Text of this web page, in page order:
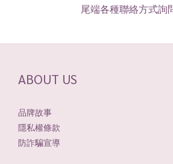
尾端各種聯絡方式詢
ABOUT US
品牌故事
隱私權條款
防詐騙宣導